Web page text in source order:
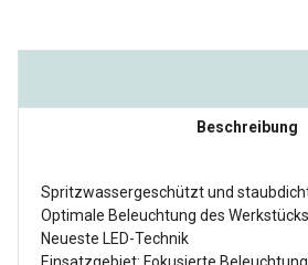
Beschreibung
Spritzwassergeschützt und
Optimale Beleuchtung des Werkstücks
Neueste LED-Technik